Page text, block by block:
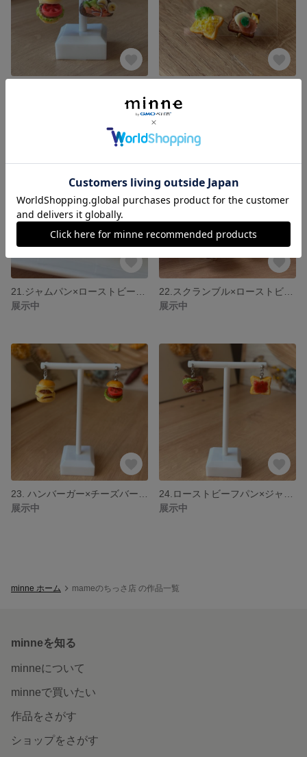
展示中
展示中
展示中
展示中
展示中
minne ホーム mameのちっさ店 の作品一覧
minneを知る
minneについて
minneで買いたい
作品をさがす
ショップをさがす